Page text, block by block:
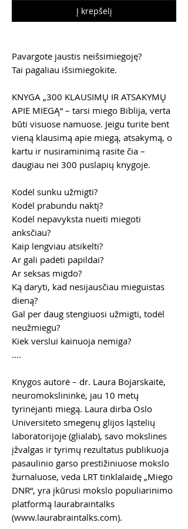
Į krepšelį
Pavargote jaustis neišsimiegoję?
Tai pagaliau išsimiegokite.
KNYGA „300 KLAUSIMŲ IR ATSAKYMŲ
APIE MIEGĄ“ – tarsi miego Biblija, verta
būti visuose namuose. Jeigu turite bent
vieną klausimą apie miegą, atsakymą, o
kartu ir nusiraminimą rasite čia –
daugiau nei 300 puslapių knygoje.
Kodėl sunku užmigti?
Kodėl prabundu naktį?
Kodėl nepavyksta nueiti miegoti
anksčiau?
Kaip lengviau atsikelti?
Ar gali padėti papildai?
Ar seksas migdo?
Ką daryti, kad nesijausčiau mieguistas
dieną?
Gal per daug stengiuosi užmigti, todėl
neužmiegu?
Kiek verslui kainuoja nemiga?
….
Knygos autorė – dr. Laura Bojarskaitė,
neuromokslininkė, jau 10 metų
tyrinėjanti miegą. Laura dirba Oslo
Universiteto smegenų glijos ląstelių
laboratorijoje (glialab), savo mokslines
įžvalgas ir tyrimų rezultatus publikuoja
pasaulinio garso prestižiniuose mokslo
žurnaluose, veda LRT tinklalaidę „Miego
DNR“, yra įkūrusi mokslo populiarinimo
platformą laurabraintalks
(www.laurabraintalks.com).